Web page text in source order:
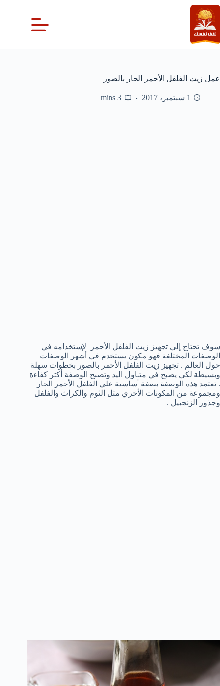
التجاوز
إلى
المحتوى
عمل زيت الفلفل الأحمر الحار بالصور
1 سبتمبر، 2017 3 mins
سوف تحتاج إلي تجهيز زيت الفلفل الأحمر لإستخدامه في
الوصفات المختلفة فهو مكون يستخدم في أشهر الوصفات
حول العالم . تجهيز زيت الفلفل الأحمر بالصور بخطوات سهلة
وبسيطة لكي يصبح في متناول اليد وتصبح الوصفة أكثر كفاءة
. تعتمد هذه الوصفة بصفة أساسية علي الفلفل الأحمر الحار
ومجموعة من المكونات الأخري مثل الثوم والكراث والفلفل
وجذور الزنجبيل .